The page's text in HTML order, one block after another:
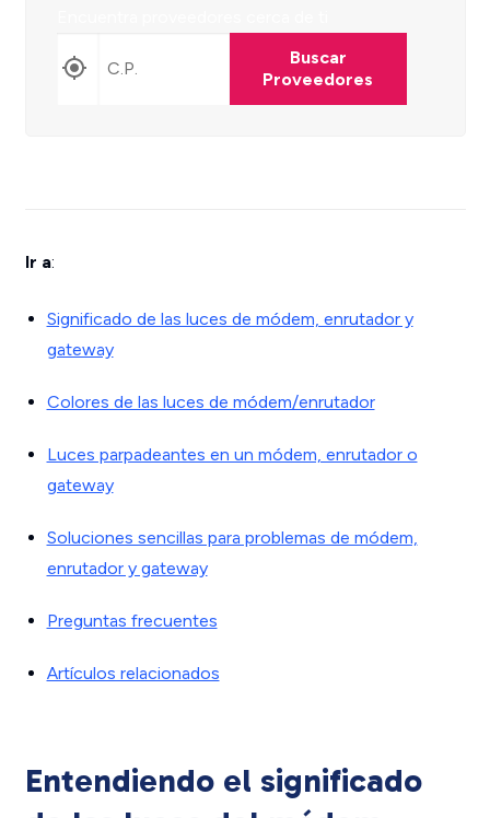
Buscar
Proveedores
Ir a:
Significado de las luces de módem, enrutador y
gateway
Colores de las luces de módem/enrutador
Luces parpadeantes en un módem, enrutador o
gateway
Soluciones sencillas para problemas de módem,
enrutador y gateway
Preguntas frecuentes
Artículos relacionados
Entendiendo el significado